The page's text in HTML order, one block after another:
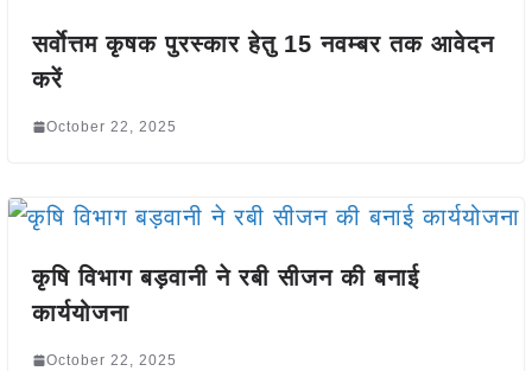
सर्वाेत्तम कृषक पुरस्कार हेतु 15 नवम्बर तक आवेदन
करें
October 22, 2025
कृषि विभाग बड़वानी ने रबी सीजन की बनाई
कार्ययोजना
October 22, 2025